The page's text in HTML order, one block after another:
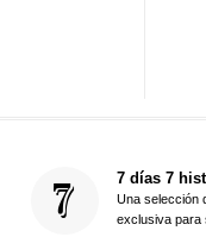
7 días 7
Una selección
exclusiva para